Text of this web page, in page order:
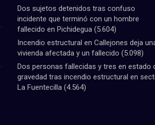
Dos sujetos detenidos tras confuso
incidente que terminó con un hombre
fallecido en Pichidegua (5.604)
Incendio estructural en Callejones deja
vivienda afectada y un fallecido (5.098)
Dos personas fallecidas y tres en estado
gravedad tras incendio estructural en
La Fuentecilla (4.564)